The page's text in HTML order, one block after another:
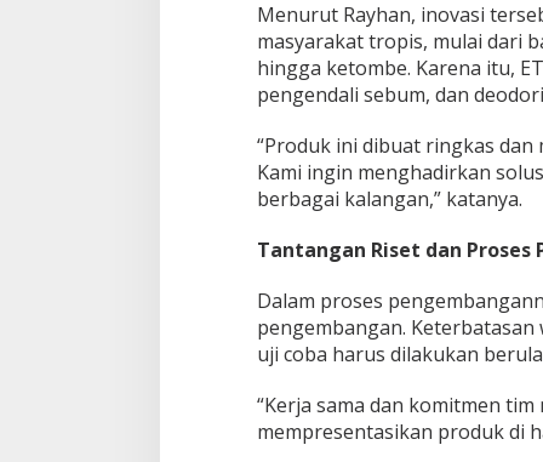
i
a
Menurut Rayhan, inovasi
masyarakat tropis, mulai dari
hingga ketombe. Karena itu,
pengendali sebum, dan
“Produk ini dibuat ringkas
Kami ingin menghadirkan
berbagai kalangan,” katanya.
Tantangan Riset dan Proses
Dalam proses
pengembangan.
uji coba harus dilakukan
“Kerja sama dan komitmen
mempresentasikan produk di